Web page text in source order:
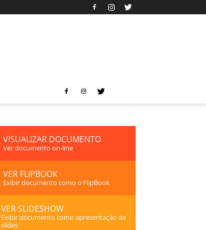
VISUALIZAR DOCUMENTO
Ver documento on-line
VER FLIPBOOK
Exibir documento como o FlipBook
VER SLIDESHOW
Exibir documento como apresentação de
slides